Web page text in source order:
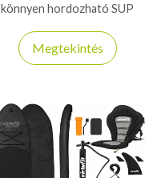
könnyen hordozható SUP
együtt érkezik. Ideális
választás evezéshez,
Kezdőknek és haladóknak is
tökéletes!
Megtekintés